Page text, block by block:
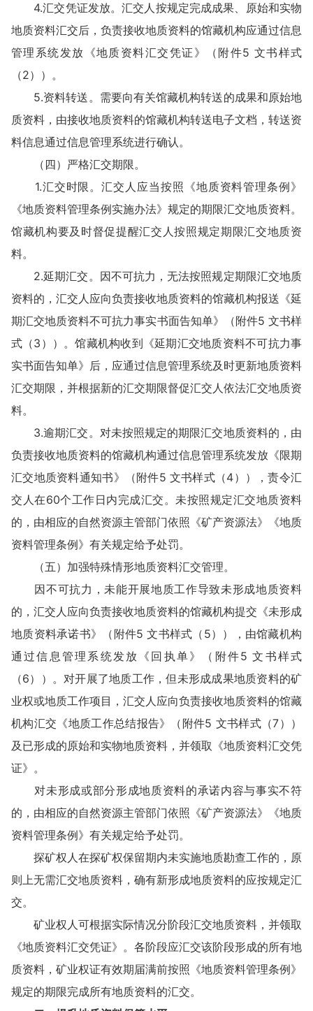
4.汇交凭证发放。汇交人按规定完成成果、原始和实物
地质资料汇交后，负责接收地质资料的馆藏机构应通过信息
管理系统发放《地质资料汇交凭证》（附件5 文书样式
（2））。
5.资料转送。需要向有关馆藏机构转送的成果和原始地
质资料，由接收地质资料的馆藏机构转送电子文档，转送资
料信息通过信息管理系统进行确认。
（四）严格汇交期限。
1.汇交时限。汇交人应当按照《地质资料管理条例》
《地质资料管理条例实施办法》规定的期限汇交地质资料。
馆藏机构要及时督促提醒汇交人按照规定期限汇交地质资
料。
2.延期汇交。因不可抗力，无法按照规定期限汇交地质
资料的，汇交人应向负责接收地质资料的馆藏机构报送《延
期汇交地质资料不可抗力事实书面告知单》（附件5 文书样
式（3））。馆藏机构收到《延期汇交地质资料不可抗力事
实书面告知单》后，应通过信息管理系统及时更新地质资料
汇交期限，并根据新的汇交期限督促汇交人依法汇交地质资
料。
3.逾期汇交。对未按照规定的期限汇交地质资料的，由
负责接收地质资料的馆藏机构通过信息管理系统发放《限期
汇交地质资料通知书》（附件5 文书样式（4）），责令汇
交人在60个工作日内完成汇交。未按照规定汇交地质资料
的，由相应的自然资源主管部门依照《矿产资源法》《地质
资料管理条例》有关规定给予处罚。
（五）加强特殊情形地质资料汇交管理。
因不可抗力，未能开展地质工作导致未形成地质资料
的，汇交人应向负责接收地质资料的馆藏机构提交《未形成
地质资料承诺书》（附件5 文书样式（5）），由馆藏机构
通过信息管理系统发放《回执单》（附件5 文书样式
（6））。对开展了地质工作，但未形成成果地质资料的矿
业权或地质工作项目，汇交人应向负责接收地质资料的馆藏
机构汇交《地质工作总结报告》（附件5 文书样式（7））
及已形成的原始和实物地质资料，并领取《地质资料汇交凭
证》。
对未形成或部分形成地质资料的承诺内容与事实不符
的，由相应的自然资源主管部门依照《矿产资源法》《地质
资料管理条例》有关规定给予处罚。
探矿权人在探矿权保留期内未实施地质勘查工作的，原
则上无需汇交地质资料，确有新形成地质资料的应按规定汇
交。
矿业权人可根据实际情况分阶段汇交地质资料，并领取
《地质资料汇交凭证》。各阶段应汇交该阶段形成的所有地
质资料，矿业权证有效期届满前按照《地质资料管理条例》
规定的期限完成所有地质资料的汇交。